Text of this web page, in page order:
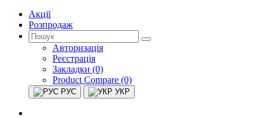
Акції
Розпродаж
Авторизація
Реєстрація
Закладки (0)
Product Compare (0)
РУС УКР